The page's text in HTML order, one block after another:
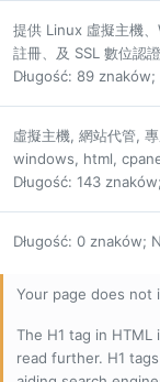
提供 Linux 虛擬主機
註冊、及 SSL 數位認
Długość: 89
虛擬主機, 網站代管,
windows, html,
Długość: 143
Długość: 0 znaków;
Your page does not
The H1 tag in
read further. H1